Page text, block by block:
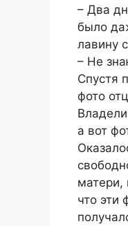
– Два
было
лавину
– Не
Спустя
фото
а вот
матери,
что эти